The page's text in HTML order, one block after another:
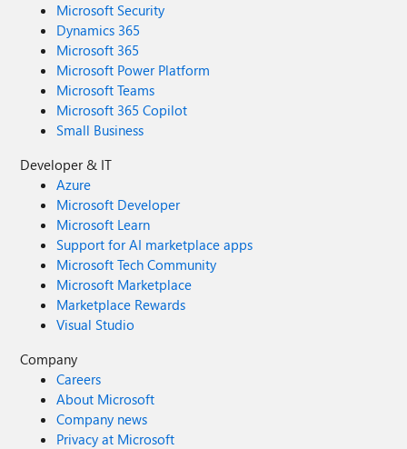
Microsoft Security
Dynamics 365
Microsoft 365
Microsoft Power Platform
Microsoft Teams
Microsoft 365 Copilot
Small Business
Developer & IT
Azure
Microsoft Developer
Microsoft Learn
Support for AI marketplace apps
Microsoft Tech Community
Microsoft Marketplace
Marketplace Rewards
Visual Studio
Company
Careers
About Microsoft
Company news
Privacy at Microsoft